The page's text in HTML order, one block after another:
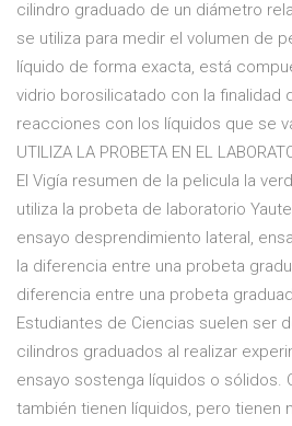
cilindro graduado de un diámetro
se utiliza para medir el volumen de
líquido de forma exacta, está
vidrio borosilicatado con la finalidad
reacciones con los líquidos que se
UTILIZA LA PROBETA EN EL
El Vigía resumen de la pelicula la
utiliza la probeta de laboratorio
ensayo desprendimiento lateral,
la diferencia entre una probeta
diferencia entre una probeta
Estudiantes de Ciencias suelen ser
cilindros graduados al realizar
ensayo sostenga líquidos o sólidos.
también tienen líquidos, pero tienen